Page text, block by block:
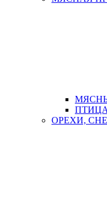
ОРЕХИ,